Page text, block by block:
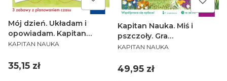
Mój dzień. Układam i
opowiadam. Kapitan
Nauka
PRODUCENT
KAPITAN NAUKA
Cena
35,15 zł
Kapitan Nauka. Miś i
pszczoły. Gra
kooperacyjna
PRODUCENT
KAPITAN NAUKA
Cena
49,95 zł